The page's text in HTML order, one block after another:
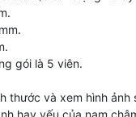
gói là 5 viên.
thước và xem hình ảnh
hay yếu của nam